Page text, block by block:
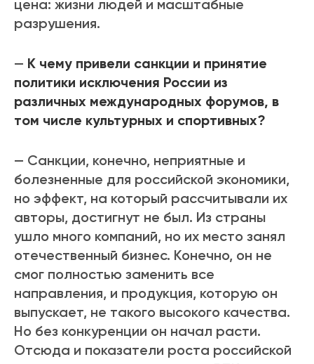
цена: жизни людей и масштабные
разрушения.
— К чему привели санкции и принятие
политики исключения России из
различных международных форумов, в
том числе культурных и спортивных?
— Санкции, конечно, неприятные и
болезненные для российской экономики,
но эффект, на который рассчитывали их
авторы, достигнут не был. Из страны
ушло много компаний, но их место занял
отечественный бизнес. Конечно, он не
смог полностью заменить все
направления, и продукция, которую он
выпускает, не такого высокого качества.
Но без конкуренции он начал расти.
Отсюда и показатели роста российской